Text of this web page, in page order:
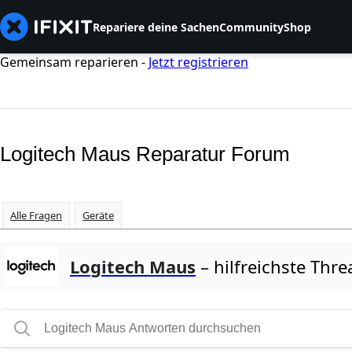
Repariere deine SachenCommunityShop
Gemeinsam reparieren - Jetzt registrieren
Logitech Maus Reparatur Forum
Alle Fragen Geräte
Logitech Maus – hilfreichste